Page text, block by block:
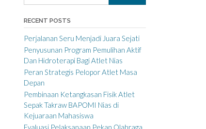
RECENT POSTS
Perjalanan Seru Menjadi Juara Sejati
Penyusunan Program Pemulihan Aktif
Dan Hidroterapi Bagi Atlet Nias
Peran Strategis Pelopor Atlet Masa
Depan
Pembinaan Ketangkasan Fisik Atlet
Sepak Takraw BAPOMI Nias di
Kejuaraan Mahasiswa
Evaluasi Pelaksanaan Pekan Olahraga